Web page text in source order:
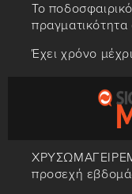
Το
πραγματικότητα
Έχει χρόνο
προσεχή